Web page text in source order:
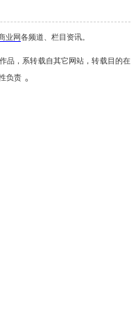
业网各频道、栏目资讯
品，系转载自其它网站，转载目的在
负责 。